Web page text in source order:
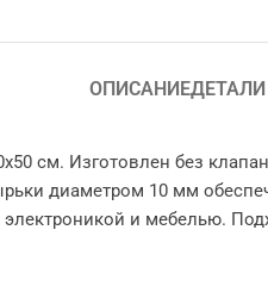
ОПИСАНИЕДЕТАЛИ
см. Изготовлен без
диаметром 10 мм
и мебелью.